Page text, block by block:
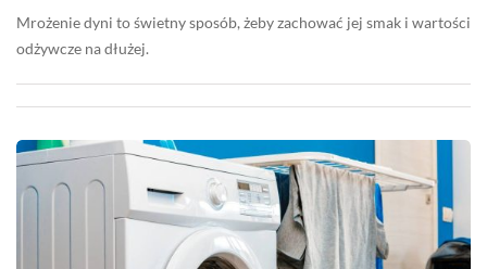
Mrożenie dyni to świetny sposób, żeby zachować jej smak i wartości
odżywcze na dłużej.